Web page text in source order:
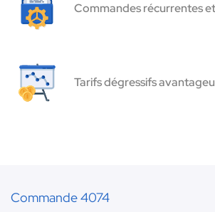
Commandes récurrentes
Tarifs dégressifs
Commande 4074